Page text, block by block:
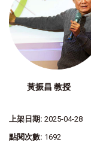
黃振昌 教授
上架日期: 2025-04-28
點閱次數: 1692